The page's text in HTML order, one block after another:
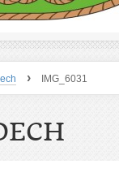
› IMG_6031